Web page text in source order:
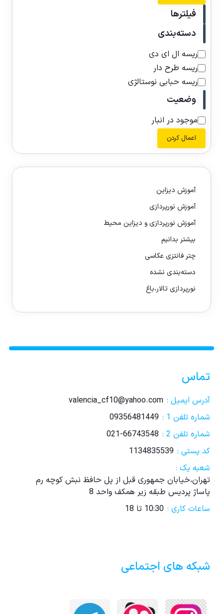
فیلترها
دسته‌بندی
ریسه ال ای دی
ریسه طرح دار
ریسه حبابی نوستالژی
وضعیت
موجود در انبار
اعمال کردن
آموزش دیزاین
آموزش نورپردازی
آموزش نورپردازی و دیزاین محیط
بیشتر بدانیم
چتر فانتزی عکاسی
دسته‌بندی نشده
نورپردازی تالار،باغ
تماس
آدرس ایمیل : valencia_cf10@yahoo.com
شماره تلفن 1 :
09356481449
شماره تلفن 2 :
021-66743548
کد پستی : 1134835539
شعبه یک :
تهران،خیابان جمهوری قبل از پل حافظ نبش کوچه رم
پاساژ پردیس طبقه زیر همکف واحد 8
ساعات کاری : 10:30 تا 18
شبکه های اجتماعی